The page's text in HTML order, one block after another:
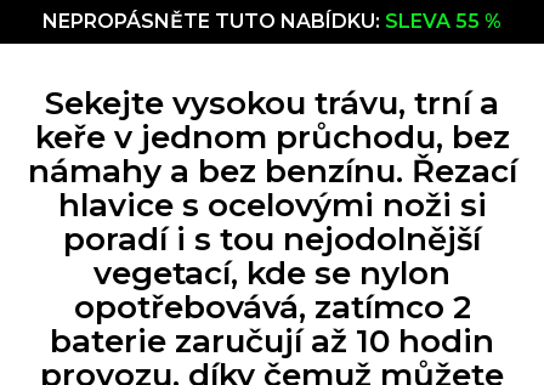
NEPROPÁSNĚTE TUTO NABÍDKU: SLEVA 55 %
Sekejte vysokou trávu, trní a
keře v jednom průchodu, bez
námahy a bez benzínu. Řezací
hlavice s ocelovými noži si
poradí i s tou nejodolnější
vegetací, kde se nylon
opotřebovává, zatímco 2
baterie zaručují až 10 hodin
provozu, díky čemuž můžete